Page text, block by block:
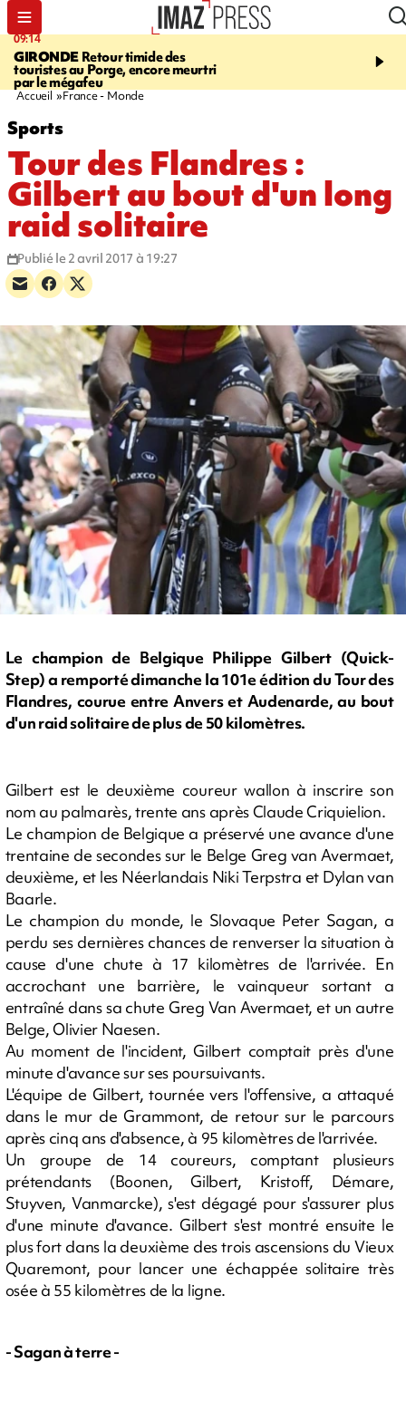
09:14
GIRONDE Retour timide des
touristes au Porge, encore meurtri
par le mégafeu
13:09
Des
font cinq morts en
Accueil France - Monde
Sports
Tour des Flandres :
Gilbert au bout d'un long
raid solitaire
Publié le 2 avril 2017 à 19:27
Le champion de Belgique Philippe Gilbert (Quick-
Step) a remporté dimanche la 101e édition du Tour des
Flandres, courue entre Anvers et Audenarde, au bout
d'un raid solitaire de plus de 50 kilomètres.
Gilbert est le deuxième coureur wallon à inscrire son
nom au palmarès, trente ans après Claude Criquielion.
Le champion de Belgique a préservé une avance d'une
trentaine de secondes sur le Belge Greg van Avermaet,
deuxième, et les Néerlandais Niki Terpstra et Dylan van
Baarle.
Le champion du monde, le Slovaque Peter Sagan, a
perdu ses dernières chances de renverser la situation à
cause d'une chute à 17 kilomètres de l'arrivée. En
accrochant une barrière, le vainqueur sortant a
entraîné dans sa chute Greg Van Avermaet, et un autre
Belge, Olivier Naesen.
Au moment de l'incident, Gilbert comptait près d'une
minute d'avance sur ses poursuivants.
L'équipe de Gilbert, tournée vers l'offensive, a attaqué
dans le mur de Grammont, de retour sur le parcours
après cinq ans d'absence, à 95 kilomètres de l'arrivée.
Un groupe de 14 coureurs, comptant plusieurs
prétendants (Boonen, Gilbert, Kristoff, Démare,
Stuyven, Vanmarcke), s'est dégagé pour s'assurer plus
d'une minute d'avance. Gilbert s'est montré ensuite le
plus fort dans la deuxième des trois ascensions du Vieux
Quaremont, pour lancer une échappée solitaire très
osée à 55 kilomètres de la ligne.
- Sagan à terre -